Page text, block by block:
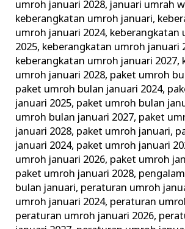
umroh januari 2028, januari umrah
keberangkatan umroh januari,
umroh januari 2024, keberangkatan
2025, keberangkatan umroh januari
keberangkatan umroh januari 2027,
umroh januari 2028, paket umroh
paket umroh bulan januari 2024,
januari 2025, paket umroh bulan
umroh bulan januari 2027, paket
januari 2028, paket umroh januari,
januari 2024, paket umroh januari
umroh januari 2026, paket umroh
paket umroh januari 2028,
bulan januari, peraturan umroh
umroh januari 2024, peraturan
peraturan umroh januari 2026,